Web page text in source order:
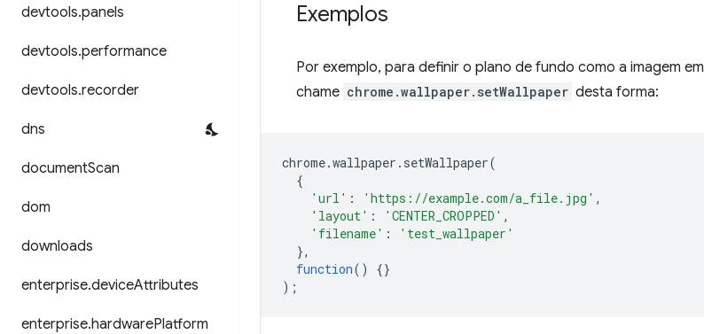
devtools.panels
devtools.performance
devtools.recorder
dns
documentScan
dom
downloads
enterprise.deviceAttributes
enterprise.hardwarePlatform
Exemplos
Por exemplo, para definir o plano de fundo como a imagem em
chame chrome.wallpaper.setWallpaper desta forma:
chrome.wallpaper . setWallpaper(
{
'url' : 'https://example.com/a_file.jpg' ,
'layout' : 'CENTER_CROPPED' ,
'filename' :
'test_wallpaper'
},
function()
{}
);